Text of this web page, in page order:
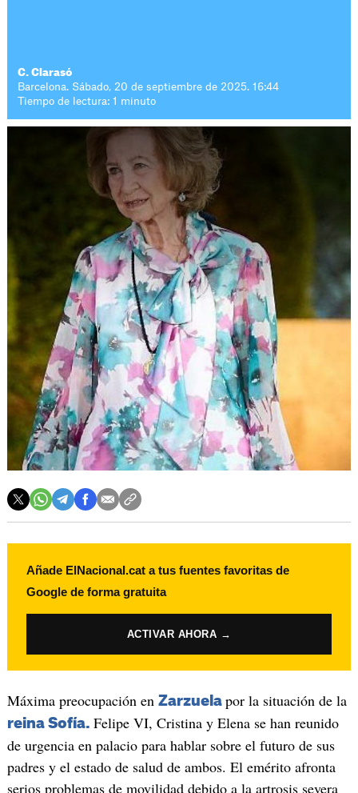
C. Clarasó
Barcelona. Sábado, 20 de septiembre de 2025. 16:44
Tiempo de lectura: 1 minuto
Añade ElNacional.cat a tus fuentes favoritas de
Google de forma gratuita
ACTIVAR AHORA →
Máxima preocupación en Zarzuela por la situación de la
reina Sofía. Felipe VI, Cristina y Elena se han reunido
de urgencia en palacio para hablar sobre el futuro de sus
padres y el estado de salud de ambos. El emérito afronta
serios problemas de movilidad debido a la artrosis severa